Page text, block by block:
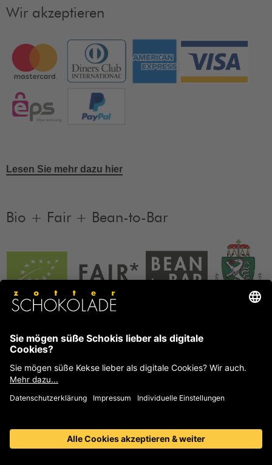
Wir akzeptieren
Lesen Sie mehr dazu hier
Bio + Fair + Bean-to-Bar
Informationen
FAQ